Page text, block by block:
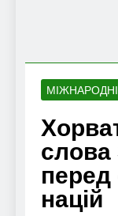
МІЖНАРОДНІ
слова
перед
націй